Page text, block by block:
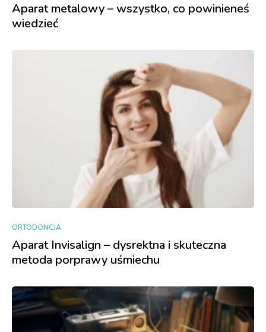
Aparat metalowy – wszystko, co powinieneś
wiedzieć
ORTODONCJA
Aparat Invisalign – dysrektna i skuteczna
metoda porprawy uśmiechu